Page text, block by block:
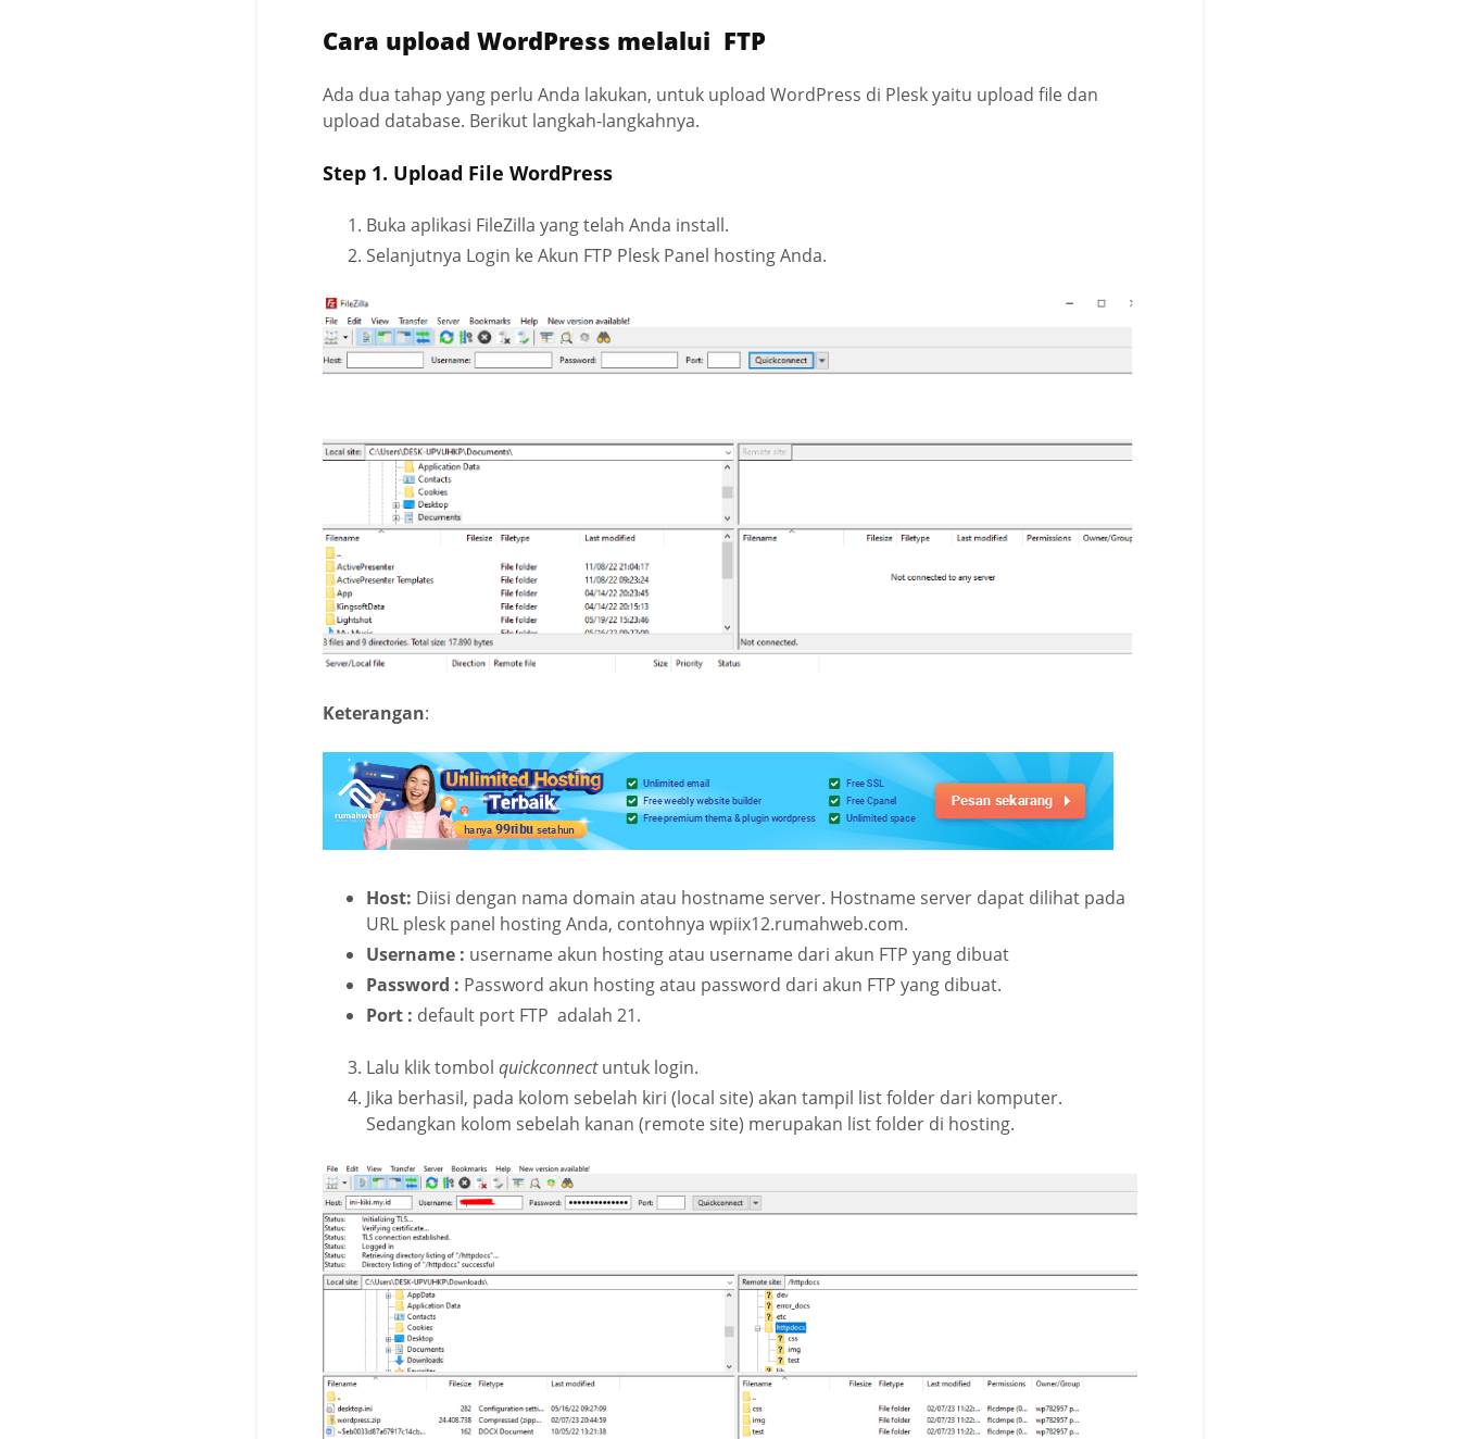
Cara upload WordPress melalui FTP
Ada dua tahap yang perlu Anda lakukan, untuk upload WordPress di Plesk yaitu upload file dan
upload database. Berikut langkah-langkahnya.
Step 1. Upload File WordPress
Buka aplikasi FileZilla yang telah Anda install.
Selanjutnya Login ke Akun FTP Plesk Panel hosting Anda.
Keterangan:
Host: Diisi dengan nama domain atau hostname server. Hostname server dapat dilihat pada
URL plesk panel hosting Anda, contohnya wpiix12.rumahweb.com.
Username : username akun hosting atau username dari akun FTP yang dibuat
Password : Password akun hosting atau password dari akun FTP yang dibuat.
Port : default port FTP adalah 21.
Lalu klik tombol quickconnectuntuk login.
Jika berhasil, pada kolom sebelah kiri (local site) akan tampil list folder dari komputer.
Sedangkan kolom sebelah kanan (remote site) merupakan list folder di hosting.